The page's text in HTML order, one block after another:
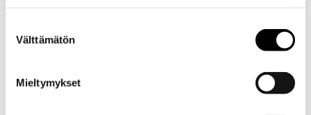
valinta
Välttämätön
Mieltymykset